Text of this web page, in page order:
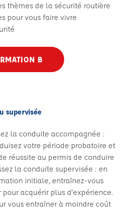
thèmes de la sécurité routière
pour vous faire vivre
B
supervisée
la conduite accompagnée :
votre période probatoire et
réussite au permis de conduire
la conduite supervisée : en
initiale, entraînez-vous
acquérir plus d’expérience.
vous entraîner à moindre coût